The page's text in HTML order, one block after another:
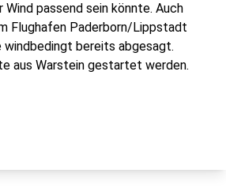
Wind passend sein könnte. Auch
Flughafen Paderborn/Lippstadt
windbedingt bereits abgesagt.
aus Warstein gestartet werden.